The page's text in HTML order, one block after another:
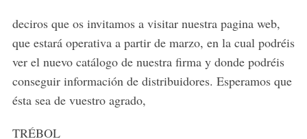
deciros que os invitamos a visitar nuestra pagina web,
que estará operativa a partir de marzo, en la cual podréis
ver el nuevo catálogo de nuestra firma y donde podréis
conseguir información de distribuidores. Esperamos que
ésta sea de vuestro agrado,
TRÉBOL